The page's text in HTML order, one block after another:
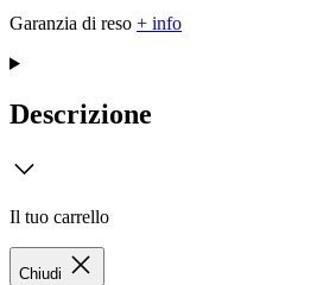
Garanzia di reso + info
Descrizione
Il tuo carrello
Chiudi